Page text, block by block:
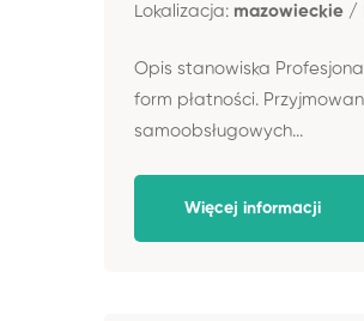
Lokalizacja: mazowieckie /
Opis stanowiska
form płatności.
samoobsługowych...
Więcej informacji